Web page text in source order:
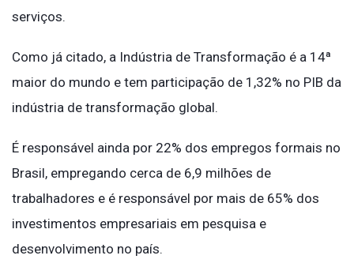
serviços.
Como já citado, a Indústria de Transformação é a 14ª
maior do mundo e tem participação de 1,32% no PIB da
indústria de transformação global.
É responsável ainda por 22% dos empregos formais no
Brasil, empregando cerca de 6,9 milhões de
trabalhadores e é responsável por mais de 65% dos
investimentos empresariais em pesquisa e
desenvolvimento no país.